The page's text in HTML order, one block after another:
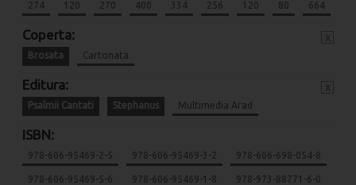
274 120 270 400 334 256 120 80 664
Coperta:
Brosata Cartonata
Editura:
Psalmii Cantati Stephanus Multimedia Arad
ISBN:
978-606-95469-2-5 978-606-95469-3-2 978-606-698-054-8
978-606-95469-5-6 978-606-95469-1-8 978-973-88771-6-0